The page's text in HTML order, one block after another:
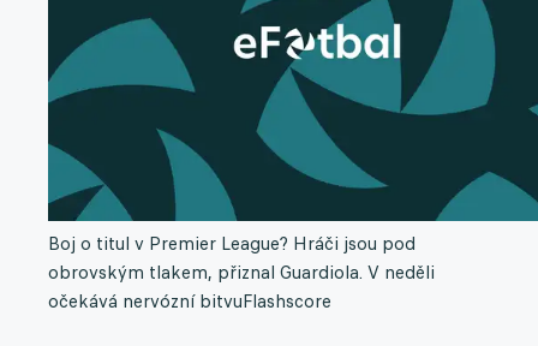
Boj o titul v Premier League? Hráči jsou pod
obrovským tlakem, přiznal Guardiola. V neděli
očekává nervózní bitvuFlashscore